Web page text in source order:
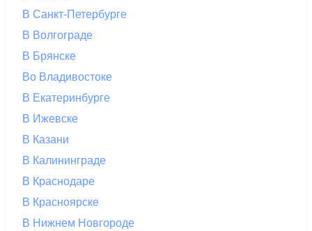
В Санкт-Петербурге
В Волгограде
В Брянске
Во Владивостоке
В Екатеринбурге
В Ижевске
В Казани
В Калининграде
В Краснодаре
В Красноярске
В Нижнем Новгороде